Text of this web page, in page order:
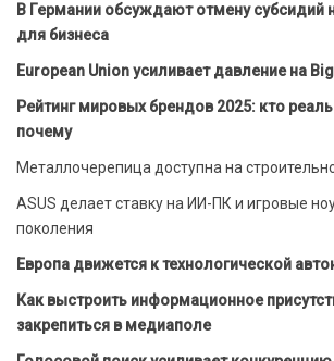
В Германии обсуждают отмену субсидий
для бизнеса
European Union усиливает давление на
Рейтинг мировых брендов 2025: кто
почему
Металлочерепица доступна на
ASUS делает ставку на ИИ-ПК и игровые
поколения
Европа движется к технологической
Как выстроить информационное
закрепиться в медиаполе